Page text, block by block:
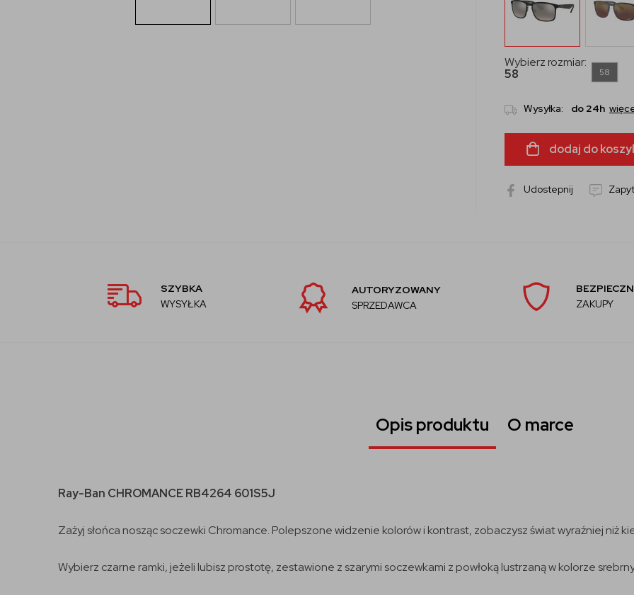
Wybierz rozmiar:
58
58
Wysyłka: do 24h
dodaj do
Udostepnij
SZYBKA
WYSYŁKA
AUTORYZOWANY
SPRZEDAWCA
ZAKUPY
Opis produktu O marce
Ray-Ban CHROMANCE RB4264 601S5J
Zażyj słońca nosząc soczewki Chromance. Polepszone widzenie kolorów i kontrast, zobaczysz świat wyraźniej niż
Wybierz czarne ramki, jeżeli lubisz prostotę, zestawione z szarymi soczewkami z powłoką lustrzaną w kolorze